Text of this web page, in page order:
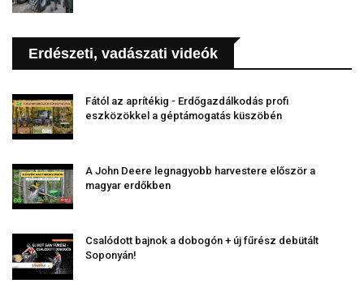
Erdészeti, vadászati videók
Fától az aprítékig - Erdőgazdálkodás profi
eszközökkel a géptámogatás küszöbén
A John Deere legnagyobb harvestere először a
magyar erdőkben
Csalódott bajnok a dobogón + új fűrész debütált
Soponyán!